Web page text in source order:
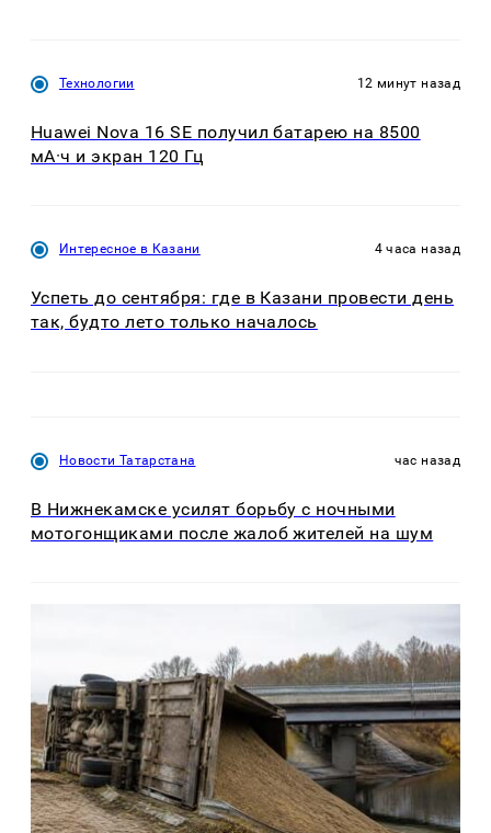
Технологии 12 минут назад
Huawei Nova 16 SE получил батарею на 8500
мА·ч и экран 120 Гц
Интересное в Казани 4 часа назад
Успеть до сентября: где в Казани провести день
так, будто лето только началось
Новости Татарстана час назад
В Нижнекамске усилят борьбу с ночными
мотогонщиками после жалоб жителей на шум